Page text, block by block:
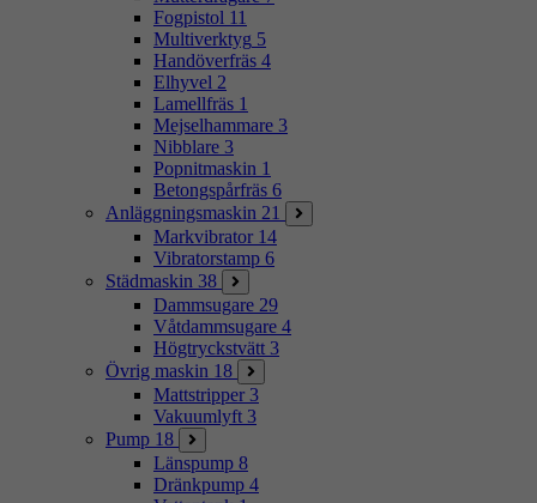
Fogpistol 11
Multiverktyg 5
Handöverfräs 4
Elhyvel 2
Lamellfräs 1
Mejselhammare 3
Nibblare 3
Popnitmaskin 1
Betongspårfräs 6
Anläggningsmaskin 21
Markvibrator 14
Vibratorstamp 6
Städmaskin 38
Dammsugare 29
Våtdammsugare 4
Högtryckstvätt 3
Övrig maskin 18
Mattstripper 3
Vakuumlyft 3
Pump 18
Länspump 8
Dränkpump 4